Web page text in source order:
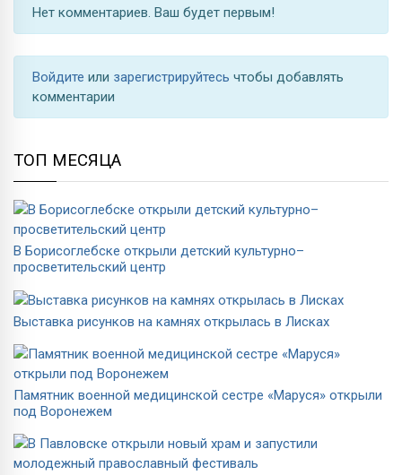
Нет комментариев. Ваш будет первым!
Войдите или зарегистрируйтесь чтобы добавлять
комментарии
ТОП МЕСЯЦА
В Борисоглебске открыли детский культурно–
просветительский центр
Выставка рисунков на камнях открылась в Лисках
Памятник военной медицинской сестре «Маруся» открыли
под Воронежем